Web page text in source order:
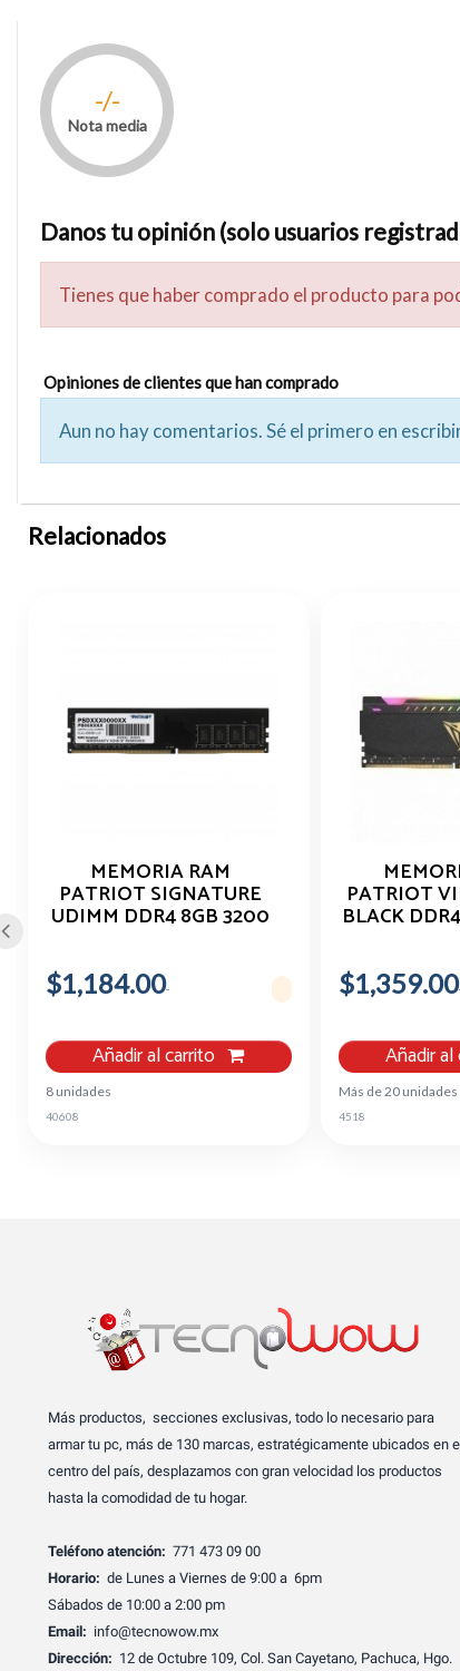
-/-
Nota media
Danos tu opinión (solo usuarios
Tienes que haber comprado el producto para
Opiniones de clientes que han comprado
Aun no hay comentarios. Sé el primero en
Relacionados
MEMORIA RAM
PATRIOT SIGNATURE
UDIMM DDR4 8GB 3200
$1,184.00
Añadir al carrito
8 unidades
40608
PATRIOT
BLACK
$1,359.00
Añadir
Más de 20 unidades
4518
Más productos, secciones exclusivas, todo lo necesario para
armar tu pc, más de 130 marcas, estratégicamente ubicados en
centro del país, desplazamos con gran velocidad los productos
hasta la comodidad de tu hogar.
Teléfono atención: 771 473 09 00
Horario: de Lunes a Viernes de 9:00 a 6pm
Sábados de 10:00 a 2:00 pm
Email: info@tecnowow.mx
Dirección: 12 de Octubre 109, Col. San Cayetano, Pachuca, Hgo.